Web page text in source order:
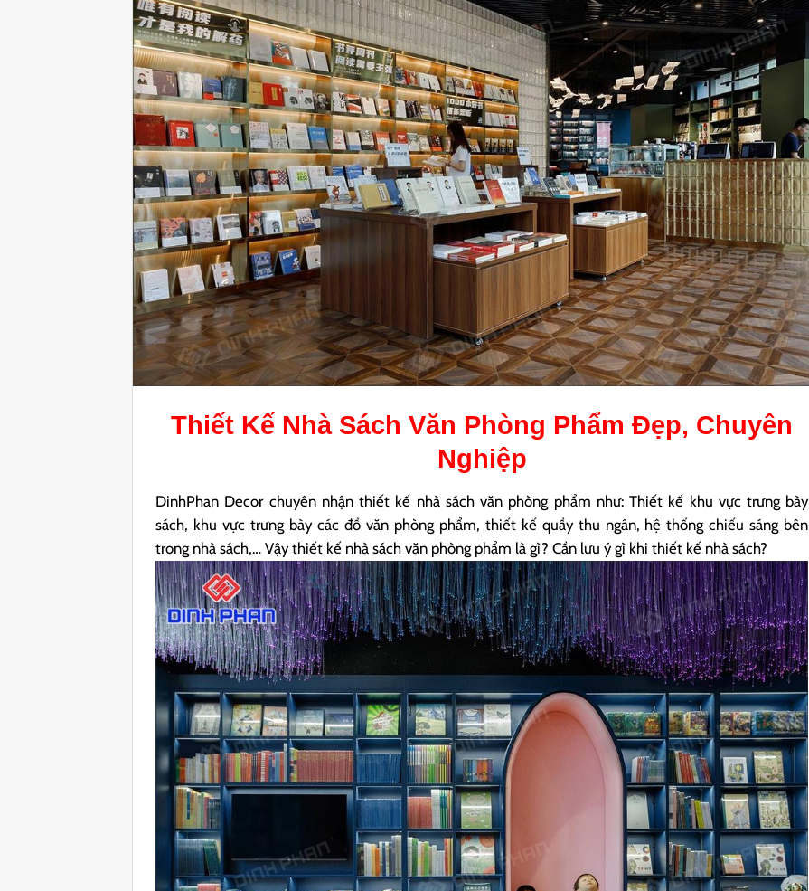
Thiết Kế Nhà Sách Văn Phòng Phẩm Đẹp, Chuyên
Nghiệp
DinhPhan Decor chuyên nhận thiết kế nhà sách văn phòng phẩm như: Thiết kế khu vực trưng bày
sách, khu vực trưng bày các đồ văn phòng phẩm, thiết kế quầy thu ngân, hệ thống chiếu sáng bên
trong nhà sách,… Vậy thiết kế nhà sách văn phòng phẩm là gì? Cần lưu ý gì khi thiết kế nhà sách?